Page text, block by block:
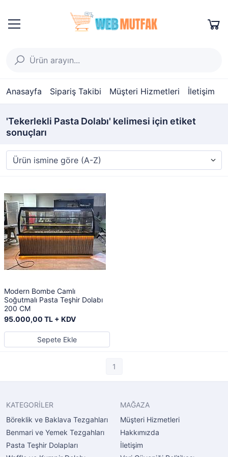
Anasayfa Sipariş Takibi Müşteri Hizmetleri İletişim
'Tekerlekli Pasta Dolabı' kelimesi için etiket
sonuçları
Modern Bombe Camlı
Soğutmalı Pasta Teşhir Dolabı
200 CM
95.000,00 TL + KDV
Sepete Ekle
1
KATEGORİLER
Böreklik ve Baklava Tezgahları
Benmari ve Yemek Tezgahları
Pasta Teşhir Dolapları
MAĞAZA
Müşteri Hizmetleri
Hakkımızda
İletişim